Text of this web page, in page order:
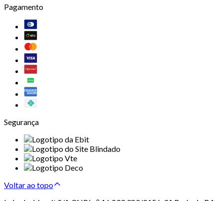
Pagamento
Segurança
Voltar ao topo